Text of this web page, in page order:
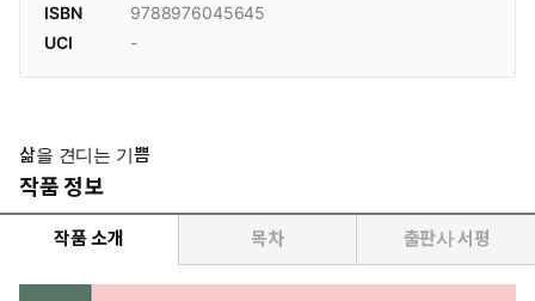
ISBN
9788976045645
UCI
-
삶을 견디는 기쁨
작품 정보
작품 소개 목차 출판사 서평